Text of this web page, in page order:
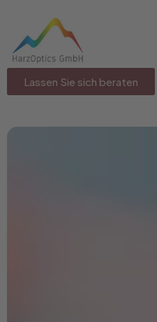
Lassen Sie sich beraten